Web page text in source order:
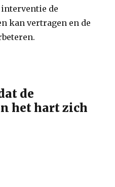
de
kan vertragen en de
de
het hart zich